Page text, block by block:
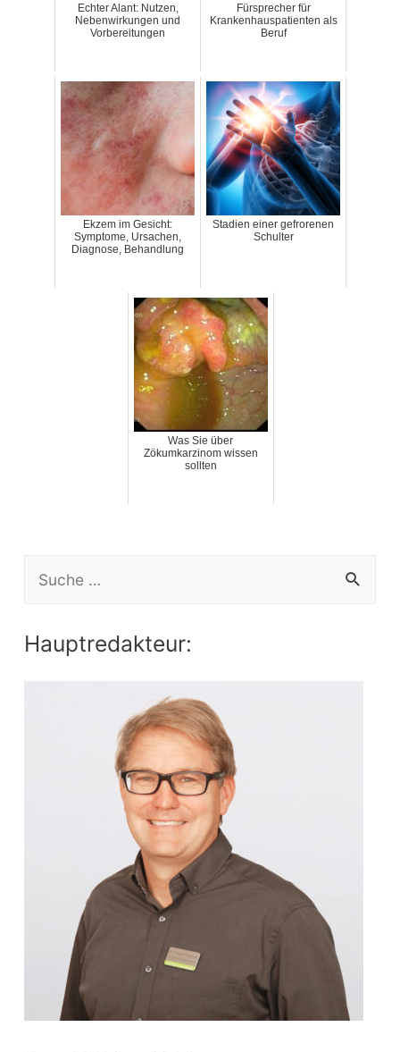
Echter Alant: Nutzen,
Nebenwirkungen und
Vorbereitungen
Fürsprecher für
Krankenhauspatienten als
Beruf
Ekzem im Gesicht:
Symptome, Ursachen,
Diagnose, Behandlung
Stadien einer gefrorenen
Schulter
Was Sie über
Zökumkarzinom wissen
sollten
Hauptredakteur: